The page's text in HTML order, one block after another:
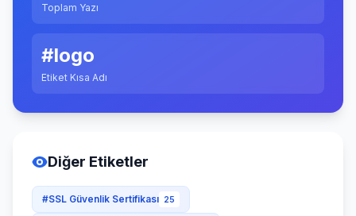
Toplam Yazı
#logo
Etiket Kısa Adı
Diğer Etiketler
#SSL Güvenlik Sertifikası 25